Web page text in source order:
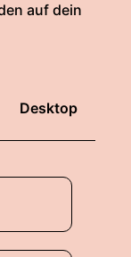
auf dein
Desktop